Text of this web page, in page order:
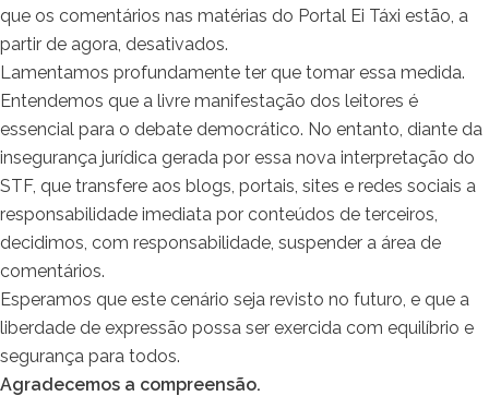
que os comentários nas matérias do Portal Ei Táxi estão, a
partir de agora, desativados.
Lamentamos profundamente ter que tomar essa medida.
Entendemos que a livre manifestação dos leitores é
essencial para o debate democrático. No entanto, diante da
insegurança jurídica gerada por essa nova interpretação do
STF, que transfere aos blogs, portais, sites e redes sociais a
responsabilidade imediata por conteúdos de terceiros,
decidimos, com responsabilidade, suspender a área de
comentários.
Esperamos que este cenário seja revisto no futuro, e que a
liberdade de expressão possa ser exercida com equilíbrio e
segurança para todos.
Agradecemos a compreensão.